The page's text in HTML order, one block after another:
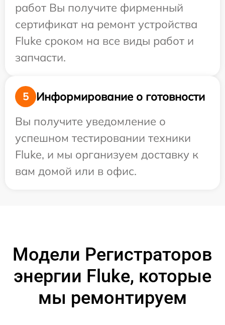
работ Вы получите фирменный
сертификат на ремонт устройства
Fluke сроком на все виды работ и
запчасти.
5
Информирование о готовности
Вы получите уведомление о
успешном тестировании техники
Fluke, и мы организуем доставку к
вам домой или в офис.
Модели Регистраторов
энергии Fluke, которые
мы ремонтируем